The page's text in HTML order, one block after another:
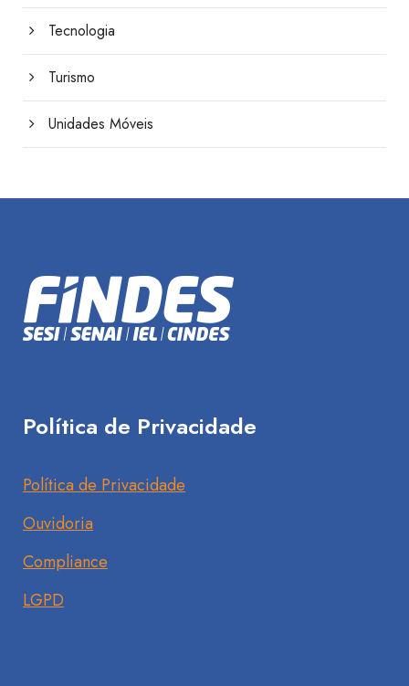
Tecnologia
Turismo
Unidades Móveis
Política de Privacidade
Política de Privacidade
Ouvidoria
Compliance
LGPD